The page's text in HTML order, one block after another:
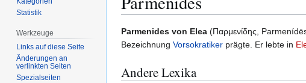
Zur
Navigation
Zur
Suche
Parmenides von Elea (Παρμενίδης,
Bezeichnung Vorsokratiker prägte. Er lebte in
Andere Lexika
Statistik
Werkzeuge
Links auf diese Seite
Änderungen an
verlinkten Seiten
Spezialseiten